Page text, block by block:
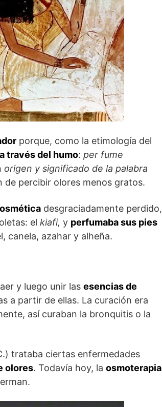
porque, como la etimología del
través del humo: per fume
origen y significado de la palabra
de percibir olores menos gratos.
desgraciadamente perdido,
el kiafi, y perfumaba sus pies
canela, azahar y alheña.
y luego unir las esencias de
a partir de ellas. La curación era
así curaban la bronquitis o la
trataba ciertas enfermedades
olores. Todavía hoy, la osmoterapia